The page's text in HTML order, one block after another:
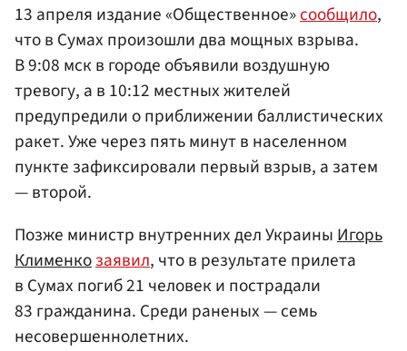
13 апреля издание «Общественное»сообщило,
что в Сумах произошли два мощных взрыва.
В 9:08 мск в городе объявили воздушную
тревогу, а в 10:12 местных жителей
предупредили о приближении баллистических
ракет. Уже через пять минут в населенном
пункте зафиксировали первый взрыв, а затем
— второй.
Позже министр внутренних дел УкраиныИгорь
Клименкозаявил, что в результате прилета
в Сумах погиб 21 человек и пострадали
83 гражданина. Среди раненых — семь
несовершеннолетних.